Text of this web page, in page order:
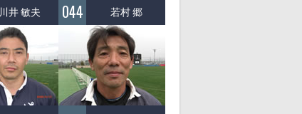
川井 敏夫 044 若村 郷